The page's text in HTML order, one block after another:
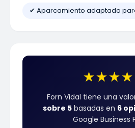
✔ Aparcamiento adaptado
★★★★
Forn Vidal tiene una
sobre 5basadas en 6
Google Business